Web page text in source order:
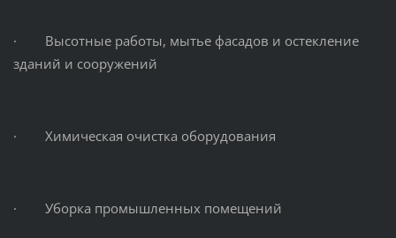
· Высотные работы, мытье фасадов и остекление
зданий и сооружений
· Химическая очистка оборудования
· Уборка промышленных помещений